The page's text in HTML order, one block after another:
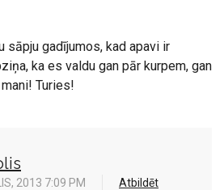
sāpju gadījumos, kad apavi ir
ka es valdu gan pār kurpem, gan
Turies!
2013 7:09 PM Atbildēt